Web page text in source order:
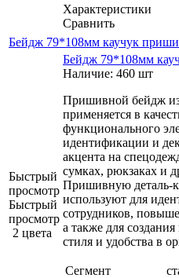
Характеристики
Сравнить
Бейдж 79*108мм каучук
Быстрый
просмотр
Быстрый
просмотр
2 цвета
Бейдж 79*108мм
Наличие: 460 шт
Пришивной бейдж из
применяется в
функционального
идентификации и
акцента на
сумках, рюкзаках и
Пришивную деталь-
используют для
сотрудников,
а также для
стиля и удобства в
Сегмент